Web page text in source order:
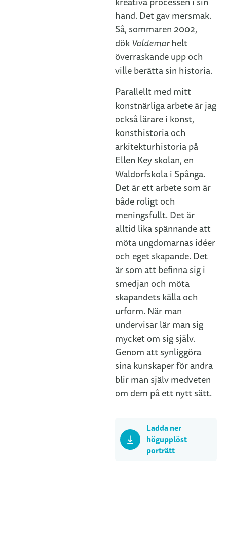
hand. Det gav mersmak.
Så, sommaren 2002,
dök Valdemarhelt
överraskande upp och
ville berätta sin historia.
Parallellt med mitt
konstnärliga arbete är jag
också lärare i konst,
konsthistoria och
arkitekturhistoria på
Ellen Key skolan, en
Waldorfskola i Spånga.
Det är ett arbete som är
både roligt och
meningsfullt. Det är
alltid lika spännande att
möta ungdomarnas idéer
och eget skapande. Det
är som att befinna sig i
smedjan och möta
skapandets källa och
urform. När man
undervisar lär man sig
mycket om sig själv.
Genom att synliggöra
sina kunskaper för andra
blir man själv medveten
om dem på ett nytt sätt.
Ladda ner
högupplöst
porträtt